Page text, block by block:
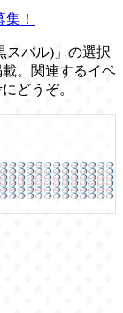
！
スバル)」の選択
。関連するイベ
どうぞ。